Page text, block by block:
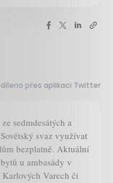
přes aplikaci Twitter
sedmdesátých a
svaz využívat
bezplatně. Aktuální
u ambasády v
Varech či